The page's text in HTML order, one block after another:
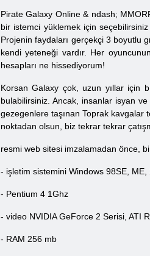
Pirate Galaxy Online & ndash;
bir istemci yüklemek için
Projenin faydaları gerçekçi 3 boyutlu
kendi yeteneği vardır. Her
hesapları ne hissediyorum!
Korsan Galaxy çok, uzun yıllar için
bulabilirsiniz. Ancak, insanlar isyan
gezegenlere taşınan Toprak kavgalar
noktadan olsun, biz tekrar tekrar
resmi web sitesi imzalamadan önce,
- işletim sistemini Windows 98SE, ME,
- Pentium 4 1Ghz
- video NVIDIA GeForce 2 Serisi, ATI
- RAM 256 mb